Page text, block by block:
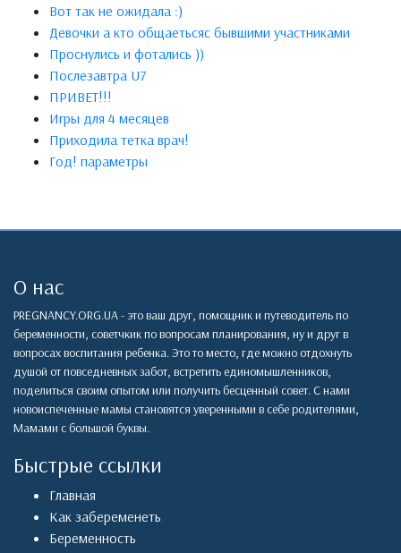
Вот так не ожидала :)
Девочки а кто общаетьсяс бывшими участниками
Проснулись и фотались ))
Послезавтра U7
ПРИВЕТ!!!
Игры для 4 месяцев
Приходила тетка врач!
Год! параметры
О нас
PREGNANCY.ORG.UA - это ваш друг, помощник и путеводитель по
беременности, советчкик по вопросам планирования, ну и друг в
вопросах воспитания ребенка. Это то место, где можно отдохнуть
душой от повседневных забот, встретить единомышленников,
поделиться своим опытом или получить бесценный совет. С нами
новоиспеченные мамы становятся уверенными в себе родителями,
Мамами с большой буквы.
Быстрые ссылки
Главная
Как забеременеть
Беременность